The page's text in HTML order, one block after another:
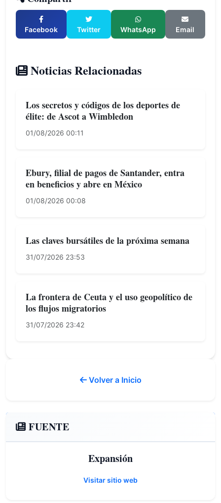
Facebook Twitter WhatsApp Email
Noticias Relacionadas
Los secretos y códigos de los deportes de
élite: de Ascot a Wimbledon
01/08/2026 00:11
Ebury, filial de pagos de Santander, entra
en beneficios y abre en México
01/08/2026 00:08
Las claves bursátiles de la próxima semana
31/07/2026 23:53
La frontera de Ceuta y el uso geopolítico de
los flujos migratorios
31/07/2026 23:42
Volver a Inicio
FUENTE
Expansión
Visitar sitio web